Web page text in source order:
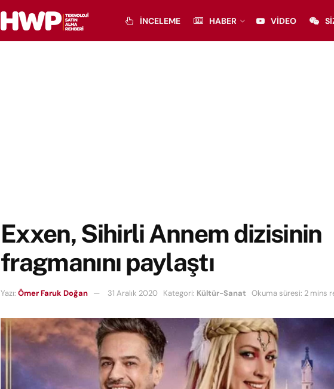
İNCELEME HABER VIDEO
Exxen, Sihirli Annem dizisinin
fragmanını paylaştı
Yazı: Ömer Faruk Doğan 31 Aralık 2020 Kategori: Kültür-Sanat Okuma süresi: 2 mins